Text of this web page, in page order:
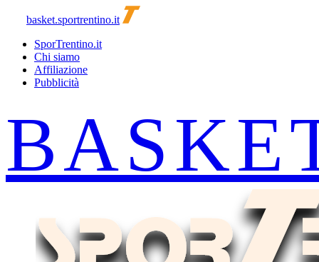
basket.sportrentino.it
SporTrentino.it
Chi siamo
Affiliazione
Pubblicità